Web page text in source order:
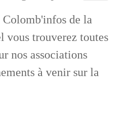
Colomb'infos de la
vous trouverez toutes
nos associations
à venir sur la